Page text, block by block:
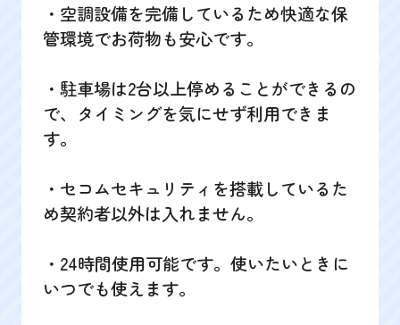
・空調設備を完備しているため快適な保
管環境でお荷物も安心です。
・駐車場は2台以上停めることができるの
で、タイミングを気にせず利用できま
す。
・セコムセキュリティを搭載しているた
め契約者以外は入れません。
・24時間使用可能です。使いたいときに
いつでも使えます。